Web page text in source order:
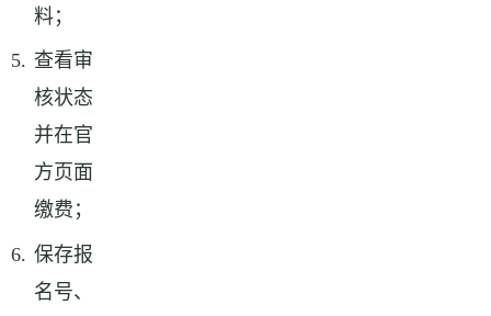
料；
查看审
核状态
并在官
方页面
缴费；
保存报
名号、